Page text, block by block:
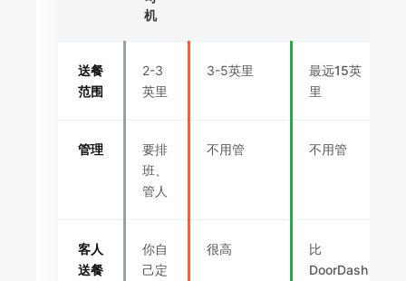
机
送餐
范围
2-3
英里
3-5英里
最远15英
里
管理
要排
班、
管人
不用管 不用管
客人
送餐
你自
己定
很高
比
DoorDash